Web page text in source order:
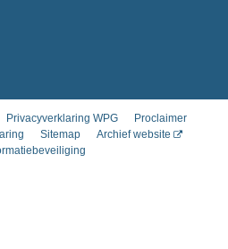
Privacyverklaring WPG
Proclaimer
Sitemap
Archief website